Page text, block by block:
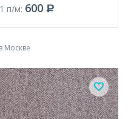
п/м: 600
Москве